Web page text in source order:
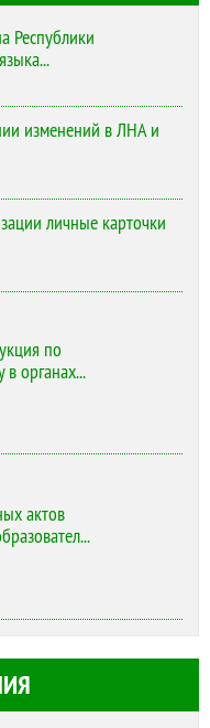
Республики
изменений в ЛНА и
личные карточки
по
в органах...
актов